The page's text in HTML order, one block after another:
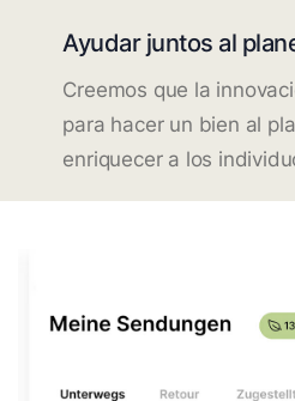
Ayudar juntos al
Creemos que la
para hacer un bien al
enriquecer a los